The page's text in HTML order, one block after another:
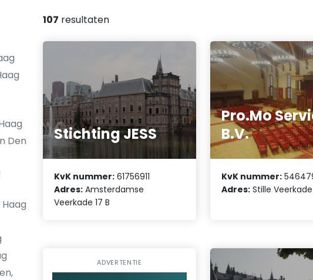
Den
107 resultaten
Stichting JESS
KvK nummer: 61756911
Adres: Amsterdamse
Veerkade 17 B
Pro.Mo
B.V.
KvK nummer:
Adres: Stille
ADVERTENTIE